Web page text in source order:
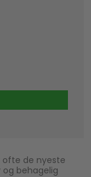
ofte de nyeste
behagelig